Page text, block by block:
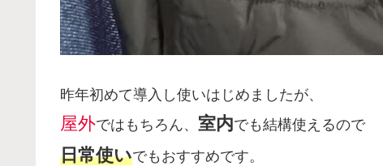
昨年初めて導入し使いはじめましたが、
屋外ではもちろん、 室内でも結構使えるので
日常使いでもおすすめです。